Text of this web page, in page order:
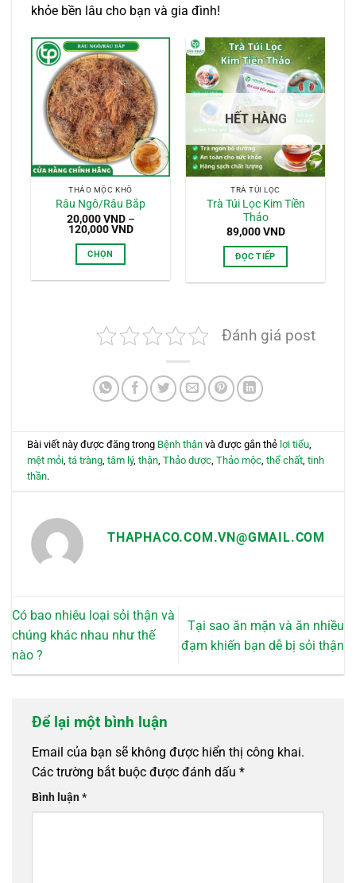
khỏe bền lâu cho bạn và gia đình!
THẢO MỘC KHÔ
Râu Ngô/Râu Bắp
20,000VND –
120,000VNDKhoảng
120,000 VND
CHỌN
nhiều
Các
tùy
có
thể
sản
HẾT HÀNG
TRÀ TÚI LỌC
Trà Túi Lọc Kim Tiền
Thảo
89,000VND
ĐỌC TIẾP
Đánh giá post
Bài viết này được đăng trong Bệnh thận và được gắn thẻ lợi tiểu,
mệt mỏi,tá tràng,tâm lý,thận,Thảo dược,Thảo mộc,thể chất,tinh
thần.
THAPHACO.COM.VN@GMAIL.COM
Có bao nhiêu loại sỏi thận và
chúng khác nhau như thế
nào ?
Tại sao ăn mặn và ăn nhiều
đạm khiến bạn dễ bị sỏi thận
Để lại một bình luận
Email của bạn sẽ không được hiển thị công khai.
Các trường bắt buộc được đánh dấu *
Bình luận*